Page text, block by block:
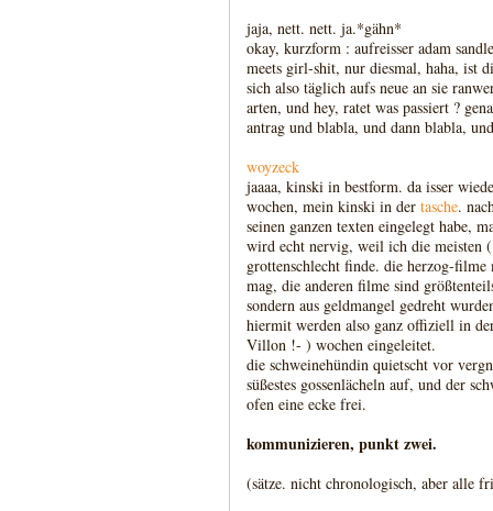
jaja, nett. nett. ja.*gähn*
okay, kurzform : aufreisser adam
meets girl-shit, nur diesmal, haha, ist
sich also täglich aufs neue an sie
arten, und hey, ratet was passiert ?
antrag und blabla, und dann blabla,
woyzeck
jaaaa, kinski in bestform. da isser
wochen, mein kinski in der tasche.
seinen ganzen texten eingelegt habe,
wird echt nervig, weil ich die meisten
grottenschlecht finde. die herzog-
mag, die anderen filme sind
sondern aus geldmangel gedreht
hiermit werden also ganz offiziell in
Villon !- ) wochen eingeleitet.
die schweinehündin quietscht vor
süßestes gossenlächeln auf, und der
ofen eine ecke frei.
kommunizieren, punkt zwei.
(sätze. nicht chronologisch, aber alle